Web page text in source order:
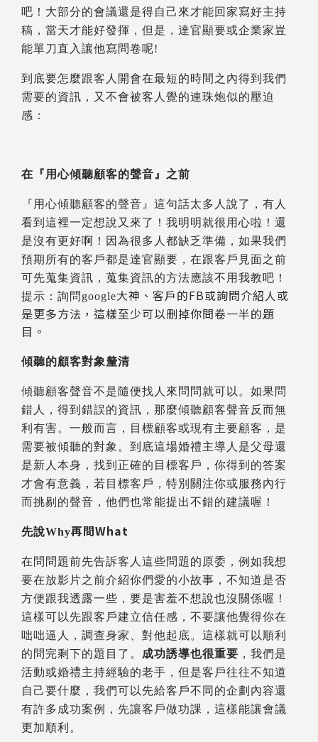
吧！大部分的會議還是得自己來才能回家寫好主持
稿，當天才能好發揮，但是，達官顯要或企業家豈
能單刀直入讓他寫問卷呢!
到底要怎麼跟客人開會在最短的時間之內得到我們
需要的資訊 ， 又不會被客人覺的連珠炮似的壓迫
感 ：
在 『 用心傾聽顧客的聲音 』 之前
『用心傾聽顧客的聲音』這句話太多人說了 ， 有人
看到這裡一定想說又來了 ！ 我明明就很用心啦 ！ 還
是沒有更好啊 ！ 因為很多人都缺乏準備 ，如果我們
預期所有的客戶都是達官顯要，在跟客戶見面之前
可先蒐集資訊，蒐集資訊的方法應該不用我教吧！
提示：詢問google大神、客戶的FB或詢問介紹人或
是更多方法，這樣至少可以刪掉你問卷一半的題
目。
傾聽的顧客對象釐清
傾聽顧客聲音不是隨便找人來問問就可以。如果問
錯人，得到錯誤的資訊，那麼傾聽顧客聲音反而無
利有害。一般而言，目標顧客或現有主要顧客，是
需要被傾聽的對象。到底這場婚禮主導人是父母還
是新人本身，找到正確的目標客戶，你得到的答案
才會有意義，若目標客戶，特別關注你或服務內行
而挑剔的聲音，他們也常能提出不錯的建議喔！
先說Why再問What
在問問題前先告訴客人這些問題的原委，例如我想
要在放影片之前介紹你們愛的小故事，不知道是否
方便跟我透露一些，要是害羞不想說也沒關係喔！
這樣可以先跟客戶建立信任感，不要讓他覺得你在
咄咄逼人，調查身家、對他起底。這樣就可以順利
的問完剩下的題目了。 成功誘導也很重要 ， 我們是
活動或婚禮主持經驗的老手 ， 但是客戶往往不知道
自己要什麼 ， 我們可以先給客戶不同的企劃內容還
有許多成功案例， 先讓客戶做功課 ，這樣能讓會議
更加順利。